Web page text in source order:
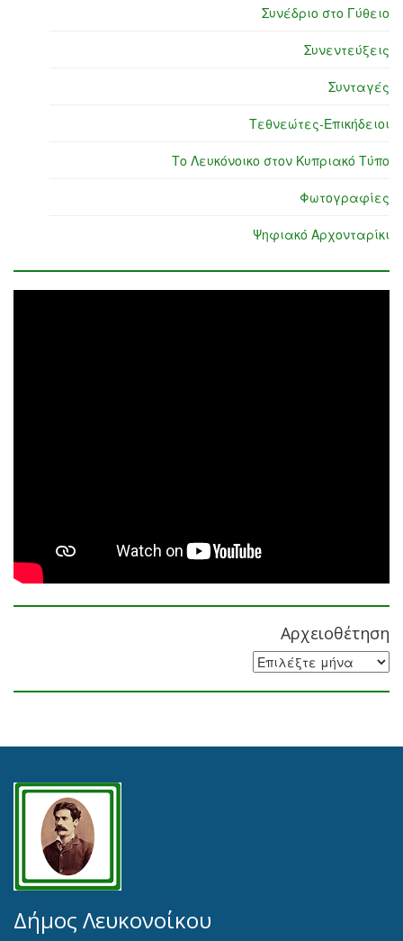
Συνέδριο στο Γύθειο
Συνεντεύξεις
Συνταγές
Τεθνεώτες-Επικήδειοι
Το Λευκόνοικο στον Κυπριακό Τύπο
Φωτογραφίες
Ψηφιακό Αρχονταρίκι
Αρχειοθέτηση
Αρχειοθέτηση
Δήμος Λευκονοίκου